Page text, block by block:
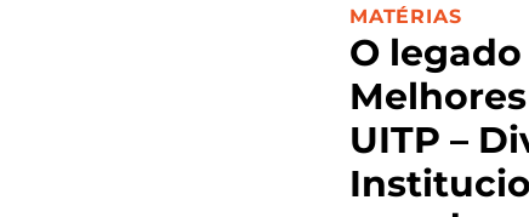
O
UITP –
CATEGORIA:
MATÉRIAS